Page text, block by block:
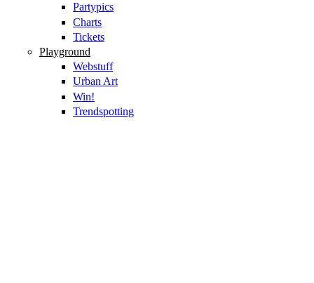
Partypics
Charts
Tickets
Playground
Webstuff
Urban Art
Win!
Trendspotting